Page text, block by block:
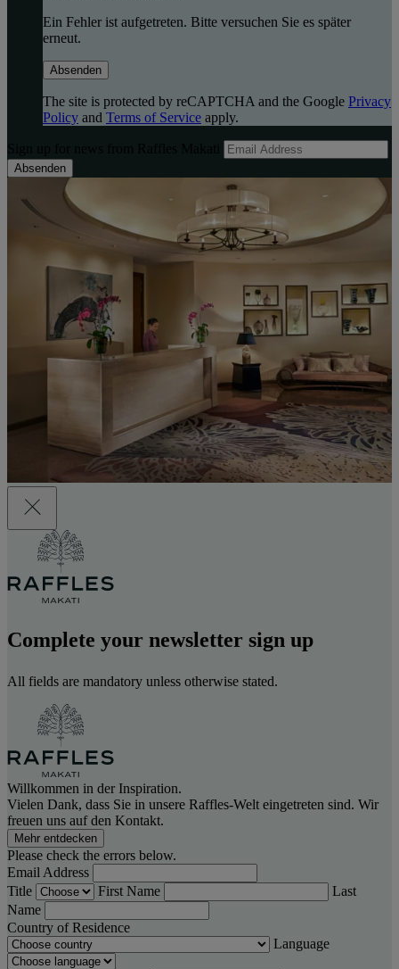
Ein Fehler ist aufgetreten. Bitte versuchen Sie es später
erneut.
Absenden
The site is protected by reCAPTCHA and the Google Privacy
Policy and Terms of Service apply.
Absenden
Complete your newsletter sign up
All fields are mandatory unless otherwise stated.
Willkommen in der Inspiration.
Vielen Dank, dass Sie in unsere Raffles-Welt eingetreten sind. Wir
freuen uns auf den Kontakt.
Mehr entdecken
Please check the errors below.
Email Address
Title
First Name
Last
Name
Country of Residence
Language